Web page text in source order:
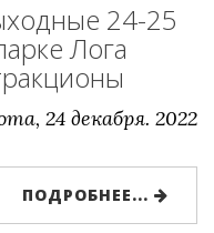
24-25
Лога
24 декабря. 2022
ПОДРОБНЕЕ...